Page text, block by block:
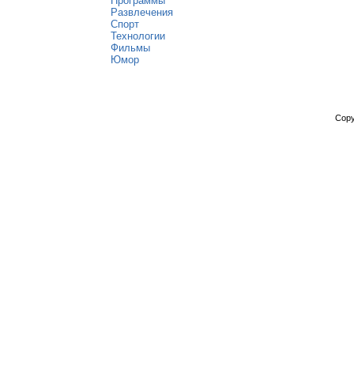
Развлечения
Спорт
Технологии
Фильмы
Юмор